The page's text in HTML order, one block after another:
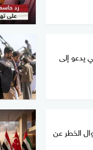
يدعو إلى
الخطر عن